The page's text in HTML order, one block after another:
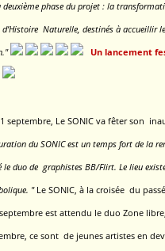
phase du projet : la
d’Histoire Naturelle, destinés à accueillir
Un lancement
septembre, Le SONIC va fêter son
du SONIC est un temps fort de la
le duo de graphistes BB/Flirt. Le lieu
"Le SONIC, à la croisée du
est attendu le duo Zone libre,
ce sont de jeunes artistes en